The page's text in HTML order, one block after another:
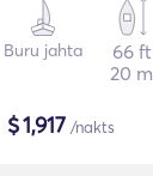
Buru jahta
66 ft
20 m
$1,917 /nakts